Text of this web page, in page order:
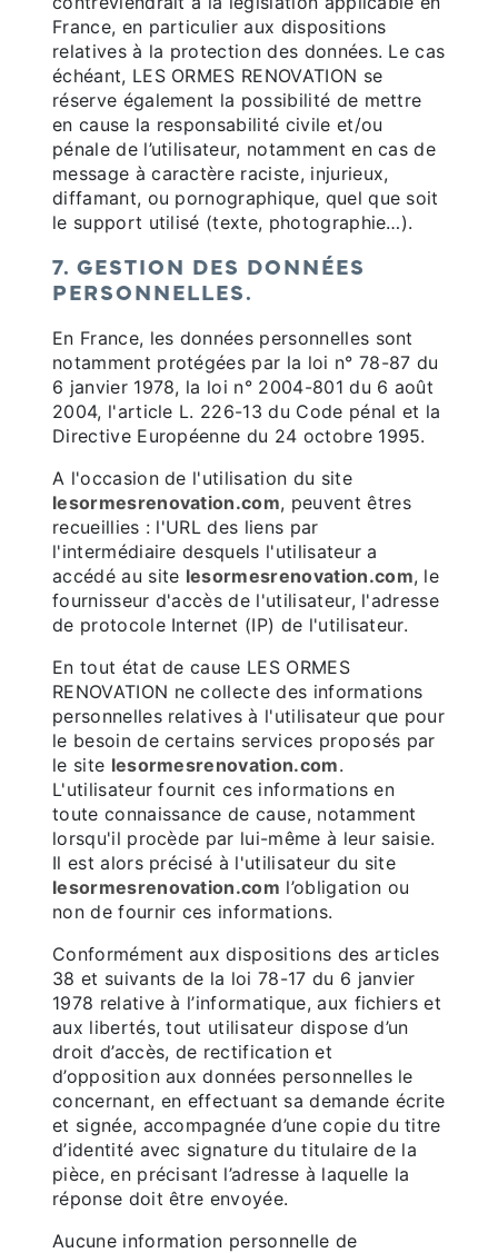
France, en particulier aux dispositions
relatives à la protection des données. Le cas
échéant, LES ORMES RENOVATION se
réserve également la possibilité de mettre
en cause la responsabilité civile et/ou
pénale de l’utilisateur, notamment en cas de
message à caractère raciste, injurieux,
diffamant, ou pornographique, quel que soit
le support utilisé (texte, photographie…).
7. GESTION DES DONNÉES
PERSONNELLES.
En France, les données personnelles sont
notamment protégées par la loi n° 78-87 du
6 janvier 1978, la loi n° 2004-801 du 6 août
2004, l'article L. 226-13 du Code pénal et la
Directive Européenne du 24 octobre 1995.
A l'occasion de l'utilisation du site
lesormesrenovation.com, peuvent êtres
recueillies : l'URL des liens par
l'intermédiaire desquels l'utilisateur a
accédé au site lesormesrenovation.com, le
fournisseur d'accès de l'utilisateur, l'adresse
de protocole Internet (IP) de l'utilisateur.
En tout état de cause LES ORMES
RENOVATION ne collecte des informations
personnelles relatives à l'utilisateur que pour
le besoin de certains services proposés par
le site lesormesrenovation.com.
L'utilisateur fournit ces informations en
toute connaissance de cause, notamment
lorsqu'il procède par lui-même à leur saisie.
Il est alors précisé à l'utilisateur du site
lesormesrenovation.com l’obligation ou
non de fournir ces informations.
Conformément aux dispositions des articles
38 et suivants de la loi 78-17 du 6 janvier
1978 relative à l’informatique, aux fichiers et
aux libertés, tout utilisateur dispose d’un
droit d’accès, de rectification et
d’opposition aux données personnelles le
concernant, en effectuant sa demande écrite
et signée, accompagnée d’une copie du titre
d’identité avec signature du titulaire de la
pièce, en précisant l’adresse à laquelle la
réponse doit être envoyée.
Aucune information personnelle de